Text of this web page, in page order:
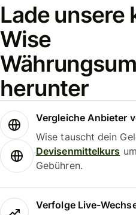
Lade unsere
Wise
herunter
Vergleiche Anbieter
Wise tauscht dein
Devisenmittelkurs
Gebühren.
Verfolge Live-